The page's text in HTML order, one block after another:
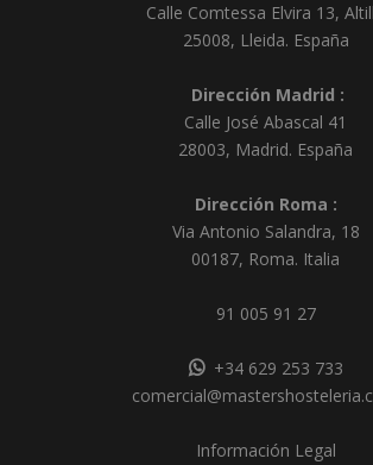
Calle Comtessa Elvira 13,
25008, Lleida. España
Dirección Madrid :
Calle José Abascal 41
28003, Madrid. España
Dirección Roma :
Via Antonio Salandra, 18
00187, Roma. Italia
91 005 91 27
+34 629 253 733
Información Legal